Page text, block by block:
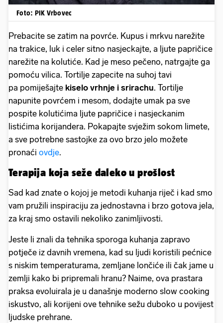
Foto: PIK Vrbovec
Prebacite se zatim na povrće. Kupus i mrkvu narežite
na trakice, luk i celer sitno nasjeckajte, a ljute papričice
narežite na kolutiće. Kad je meso pečeno, natrgajte ga
pomoću vilica. Tortilje zapecite na suhoj tavi
pa pomiješajte kiselo vrhnje i srirachu. Tortilje
napunite povrćem i mesom, dodajte umak pa sve
pospite kolutićima ljute papričice i nasjeckanim
listićima korijandera. Pokapajte svježim sokom limete,
a sve potrebne sastojke za ovo brzo jelo možete
pronaći ovdje.
Terapija koja seže daleko u prošlost
Sad kad znate o kojoj je metodi kuhanja riječ i kad smo
vam pružili inspiraciju za jednostavna i brzo gotova jela,
za kraj smo ostavili nekoliko zanimljivosti.
Jeste li znali da tehnika sporoga kuhanja zapravo
potječe iz davnih vremena, kad su ljudi koristili pećnice
s niskim temperaturama, zemljane lončiće ili čak jame u
zemlji kako bi pripremali hranu? Naime, ova prastara
praksa evoluirala je u današnje moderno slow cooking
iskustvo, ali korijeni ove tehnike sežu duboko u povijest
ljudske prehrane.